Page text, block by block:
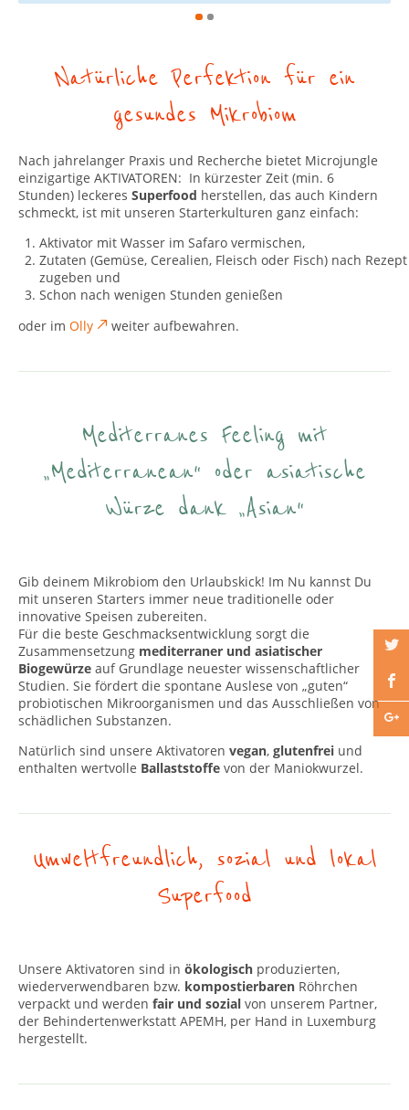
Natürliche Perfektion für ein
gesundes Mikrobiom
Nach jahrelanger Praxis und Recherche bietet Microjungle
einzigartige AKTIVATOREN: In kürzester Zeit (min. 6
Stunden) leckeres Superfood herstellen, das auch Kindern
schmeckt, ist mit unseren Starterkulturen ganz einfach:
Aktivator mit Wasser im Safaro vermischen,
Zutaten (Gemüse, Cerealien, Fleisch oder Fisch) nach Rezept
zugeben und
Schon nach wenigen Stunden genießen
oder im Olly weiter aufbewahren.
Mediterranes Feeling mit
„Mediterranean“ oder asiatische
Würze dank „Asian“
Gib deinem Mikrobiom den Urlaubskick! Im Nu kannst Du
mit unseren Starters immer neue traditionelle oder
innovative Speisen zubereiten.
Für die beste Geschmacksentwicklung sorgt die
Zusammensetzung mediterraner und asiatischer
Biogewürze auf Grundlage neuester wissenschaftlicher
Studien. Sie fördert die spontane Auslese von „guten“
probiotischen Mikroorganismen und das Ausschließen von
schädlichen Substanzen.
Natürlich sind unsere Aktivatoren vegan, glutenfrei und
enthalten wertvolle Ballaststoffe von der Maniokwurzel.
Umweltfreundlich, sozial und lokal
Superfood
Unsere Aktivatoren sind in ökologisch produzierten,
wiederverwendbaren bzw. kompostierbaren Röhrchen
verpackt und werden fair und sozial von unserem Partner,
der Behindertenwerkstatt APEMH, per Hand in Luxemburg
hergestellt.